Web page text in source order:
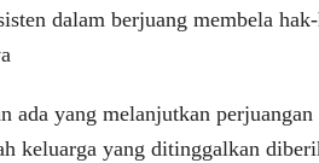
dalam berjuang membela
ada yang melanjutkan
keluarga yang ditinggalkan